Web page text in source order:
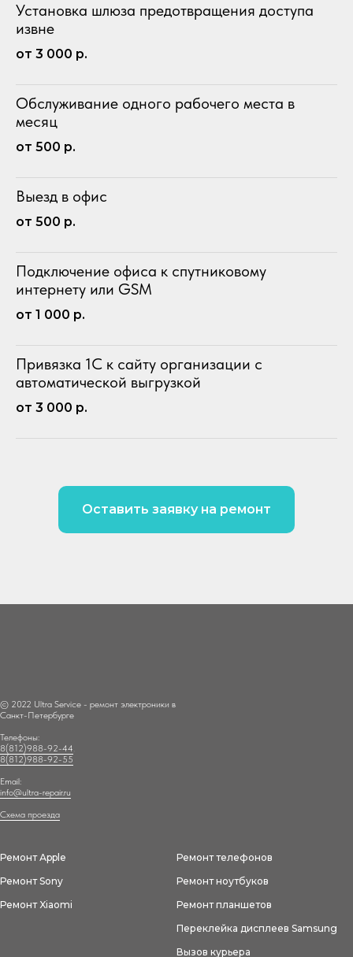
Установка шлюза предотвращения доступа
извне
от 3 000 р.
Обслуживание одного рабочего места в
месяц
от 500 р.
Выезд в офис
от 500 р.
Подключение офиса к спутниковому
интернету или GSM
от 1 000 р.
Привязка 1С к сайту организации с
автоматической выгрузкой
от 3 000 р.
Оставить заявку на ремонт
© 2022 Ultra Service - ремонт электроники в
Санкт-Петербурге
Телефоны:
8(812)988-92-44
8(812)988-92-55
Email:
info@ultra-repair.ru
Схема проезда
Ремонт Аpple
Ремонт Sony
Ремонт Xiaomi
Ремонт телефонов
Ремонт ноутбуков
Ремонт планшетов
Переклейка дисплеев Samsung
Вызов курьера